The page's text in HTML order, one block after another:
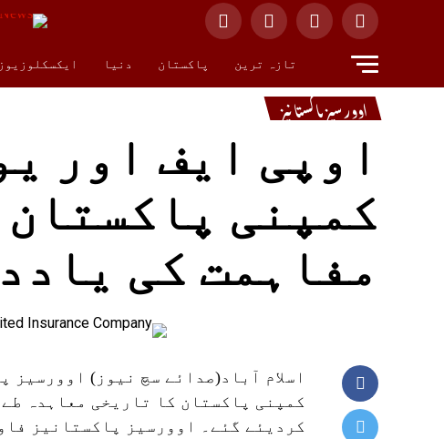
تازہ ترین پاکستان دنیا ایکسکلوزیوز
اوورسیز پاکستانیز
اوپی ایف اور
کمپنی
مفاہمت کی
اسلام آباد(صدائے سچ نیوز)
کمپنی پاکستان کا تاریخی معاہدہ
کردیئے گئے۔ اوورسیز پاکستانیز